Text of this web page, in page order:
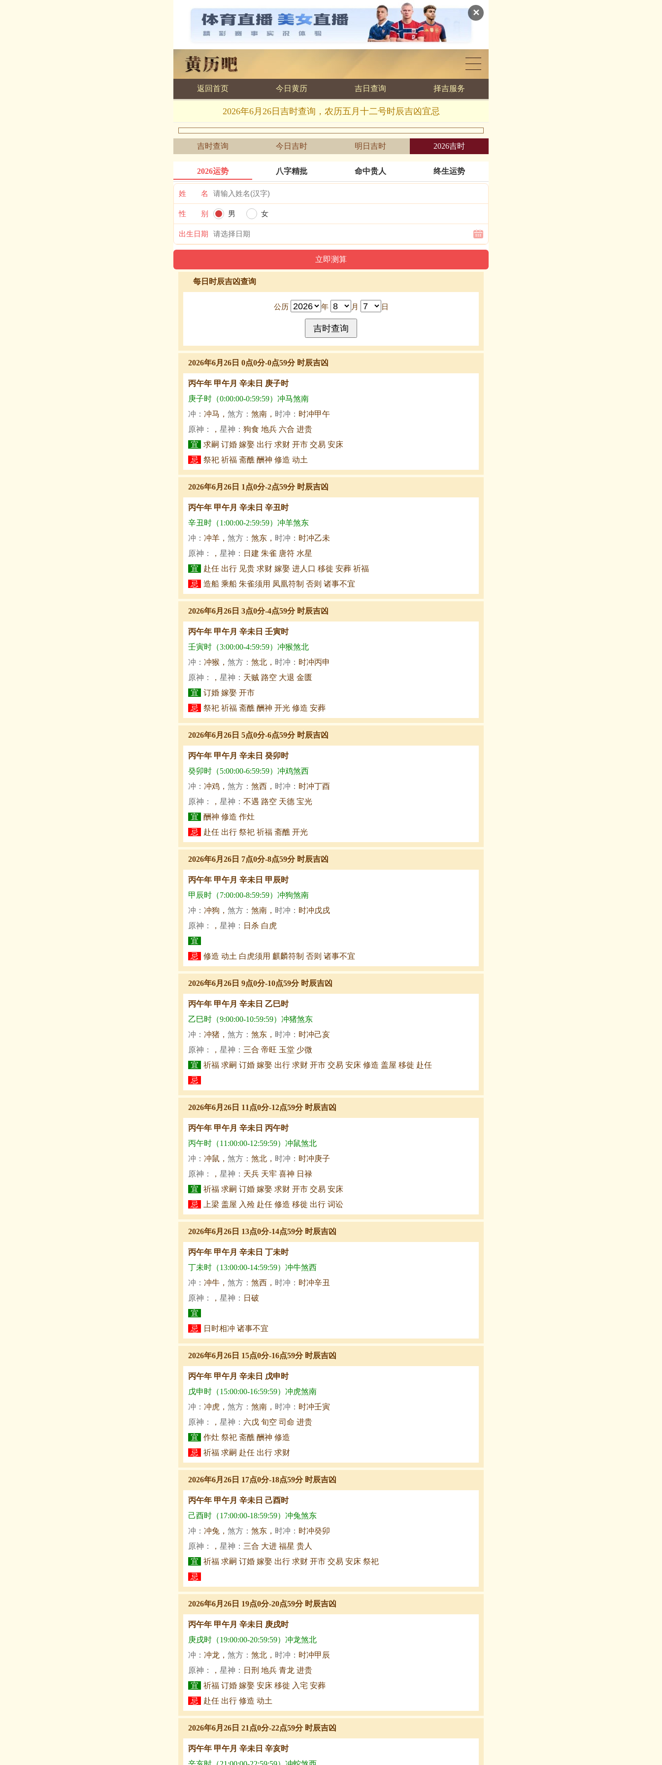
✕
黄历查询
返回首页 今日黄历 吉日查询 择吉服务
2026年6月26日吉时查询，农历五月十二号时辰吉凶宜忌
吉时查询 今日吉时 明日吉时 2026吉时
2026运势 八字精批 命中贵人 终生运势
姓 名
性 别 男 女
出生日期
每日时辰吉凶查询
公历 年 月 日
2026年6月26日 0点0分-0点59分 时辰吉凶
丙午年 甲午月 辛未日 庚子时
庚子时（0:00:00-0:59:59）冲马煞南
冲： 冲马， 煞方： 煞南， 时冲： 时冲甲午
原神：
， 星神： 狗食 地兵 六合 进贵
宜
求嗣 订婚 嫁娶 出行 求财 开市 交易 安床
忌
祭祀 祈福 斋醮 酬神 修造 动土
2026年6月26日 1点0分-2点59分 时辰吉凶
丙午年 甲午月 辛未日 辛丑时
辛丑时（1:00:00-2:59:59）冲羊煞东
冲： 冲羊， 煞方： 煞东， 时冲： 时冲乙未
原神：
， 星神： 日建 朱雀 唐符 水星
宜
赴任 出行 见贵 求财 嫁娶 进人口 移徙 安葬 祈福
忌
造船 乘船 朱雀须用 凤凰符制 否则 诸事不宜
2026年6月26日 3点0分-4点59分 时辰吉凶
丙午年 甲午月 辛未日 壬寅时
壬寅时（3:00:00-4:59:59）冲猴煞北
冲： 冲猴， 煞方： 煞北， 时冲： 时冲丙申
原神：
， 星神： 天贼 路空 大退 金匮
宜
订婚 嫁娶 开市
忌
祭祀 祈福 斋醮 酬神 开光 修造 安葬
2026年6月26日 5点0分-6点59分 时辰吉凶
丙午年 甲午月 辛未日 癸卯时
癸卯时（5:00:00-6:59:59）冲鸡煞西
冲： 冲鸡， 煞方： 煞西， 时冲： 时冲丁酉
原神：
， 星神： 不遇 路空 天德 宝光
宜
酬神 修造 作灶
忌
赴任 出行 祭祀 祈福 斋醮 开光
2026年6月26日 7点0分-8点59分 时辰吉凶
丙午年 甲午月 辛未日 甲辰时
甲辰时（7:00:00-8:59:59）冲狗煞南
冲： 冲狗， 煞方： 煞南， 时冲： 时冲戊戌
原神：
， 星神： 日杀 白虎
宜
忌
修造 动土 白虎须用 麒麟符制 否则 诸事不宜
2026年6月26日 9点0分-10点59分 时辰吉凶
丙午年 甲午月 辛未日 乙巳时
乙巳时（9:00:00-10:59:59）冲猪煞东
冲： 冲猪， 煞方： 煞东， 时冲： 时冲己亥
原神：
， 星神： 三合 帝旺 玉堂 少微
宜
祈福 求嗣 订婚 嫁娶 出行 求财 开市 交易 安床 修造 盖屋 移徙 赴任
忌
2026年6月26日 11点0分-12点59分 时辰吉凶
丙午年 甲午月 辛未日 丙午时
丙午时（11:00:00-12:59:59）冲鼠煞北
冲： 冲鼠， 煞方： 煞北， 时冲： 时冲庚子
原神：
， 星神： 天兵 天牢 喜神 日禄
宜
祈福 求嗣 订婚 嫁娶 求财 开市 交易 安床
忌
上梁 盖屋 入殓 赴任 修造 移徙 出行 词讼
2026年6月26日 13点0分-14点59分 时辰吉凶
丙午年 甲午月 辛未日 丁未时
丁未时（13:00:00-14:59:59）冲牛煞西
冲： 冲牛， 煞方： 煞西， 时冲： 时冲辛丑
原神：
， 星神： 日破
宜
忌
日时相冲 诸事不宜
2026年6月26日 15点0分-16点59分 时辰吉凶
丙午年 甲午月 辛未日 戊申时
戊申时（15:00:00-16:59:59）冲虎煞南
冲： 冲虎， 煞方： 煞南， 时冲： 时冲壬寅
原神：
， 星神： 六戊 旬空 司命 进贵
宜
作灶 祭祀 斋醮 酬神 修造
忌
祈福 求嗣 赴任 出行 求财
2026年6月26日 17点0分-18点59分 时辰吉凶
丙午年 甲午月 辛未日 己酉时
己酉时（17:00:00-18:59:59）冲兔煞东
冲： 冲兔， 煞方： 煞东， 时冲： 时冲癸卯
原神：
， 星神： 三合 大进 福星 贵人
宜
祈福 求嗣 订婚 嫁娶 出行 求财 开市 交易 安床 祭祀
忌
2026年6月26日 19点0分-20点59分 时辰吉凶
丙午年 甲午月 辛未日 庚戌时
庚戌时（19:00:00-20:59:59）冲龙煞北
冲： 冲龙， 煞方： 煞北， 时冲： 时冲甲辰
原神：
， 星神： 日刑 地兵 青龙 进贵
宜
祈福 订婚 嫁娶 安床 移徙 入宅 安葬
忌
赴任 出行 修造 动土
2026年6月26日 21点0分-22点59分 时辰吉凶
丙午年 甲午月 辛未日 辛亥时